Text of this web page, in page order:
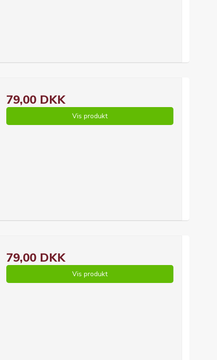
79,00 DKK
Vis produkt
79,00 DKK
Vis produkt